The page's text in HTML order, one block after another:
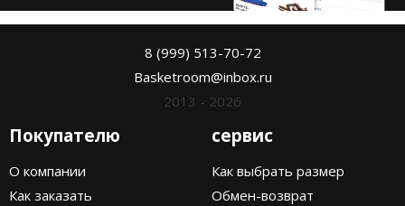
8 (999) 513-70-72
Basketroom@inbox.ru
2013 - 2026
Покупателю
О компании
Как заказать
сервис
Как выбрать размер
Обмен-возврат